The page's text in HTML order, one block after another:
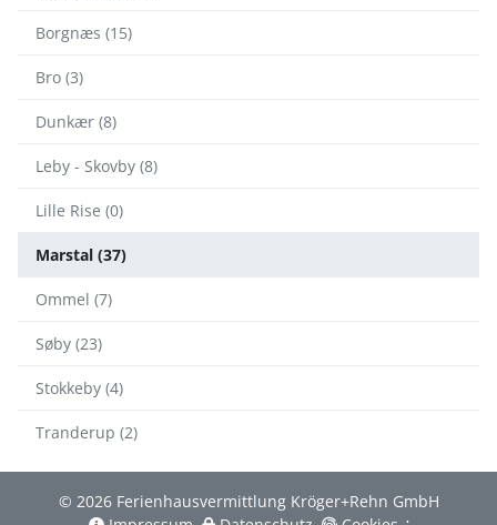
Borgnæs (15)
Bro (3)
Dunkær (8)
Leby - Skovby (8)
Lille Rise (0)
Marstal (37)
Ommel (7)
Søby (23)
Stokkeby (4)
Tranderup (2)
© 2026 Ferienhausvermittlung Kröger+Rehn GmbH